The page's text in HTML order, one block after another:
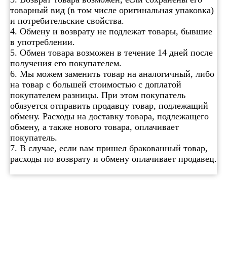
товарный вид (в том числе оригинальная упаковка)
и потребительские свойства.
4. Обмену и возврату не подлежат товары, бывшие
в употреблении.
5. Обмен товара возможен в течение 14 дней после
получения его покупателем.
6. Мы можем заменить товар на аналогичный, либо
на товар с большей стоимостью с доплатой
покупателем разницы. При этом покупатель
обязуется отправить продавцу товар, подлежащий
обмену. Расходы на доставку товара, подлежащего
обмену, а также нового товара, оплачивает
покупатель.
7. В случае, если вам пришел бракованный товар,
расходы по возврату и обмену оплачивает продавец.